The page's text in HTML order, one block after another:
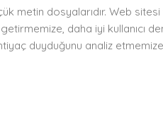
metin dosyalarıdır. Web
daha iyi
duyduğunu analiz etmemize